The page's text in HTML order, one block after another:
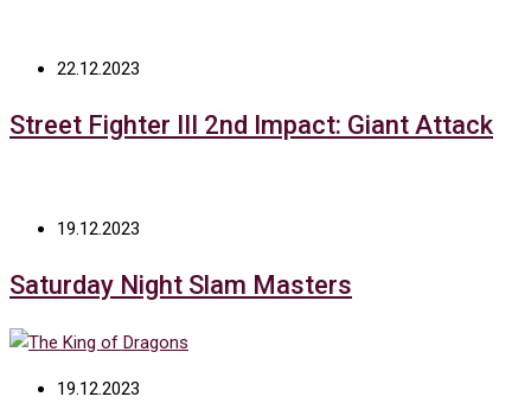
22.12.2023
Street Fighter III 2nd Impact: Giant Attack
19.12.2023
Saturday Night Slam Masters
19.12.2023